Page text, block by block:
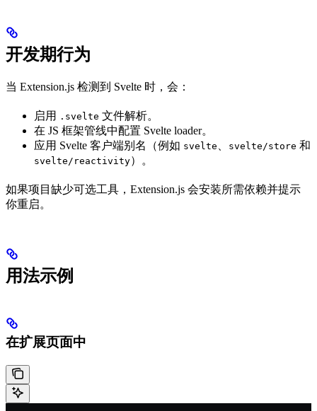
开发期行为
当 Extension.js 检测到 Svelte 时，会：
启用 .svelte 文件解析。
在 JS 框架管线中配置 Svelte loader。
应用 Svelte 客户端别名（例如 svelte svelte/store 和
svelte/reactivity）。
如果项目缺少可选工具，Extension.js 会安装所需依赖并提示
你重启。
用法示例
在扩展页面中